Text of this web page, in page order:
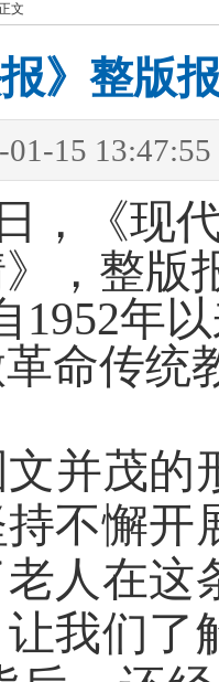
文
报》整版
01-15 13:47:55
日，《现
，整版
1952年
命传统
并茂的
不懈开
人在这
我们了